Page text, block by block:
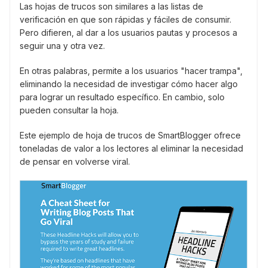
Las hojas de trucos son similares a las listas de
verificación en que son rápidas y fáciles de consumir.
Pero difieren, al dar a los usuarios pautas y procesos a
seguir una y otra vez.
En otras palabras, permite a los usuarios "hacer trampa",
eliminando la necesidad de investigar cómo hacer algo
para lograr un resultado específico. En cambio, solo
pueden consultar la hoja.
Este ejemplo de hoja de trucos de SmartBlogger ofrece
toneladas de valor a los lectores al eliminar la necesidad
de pensar en volverse viral.